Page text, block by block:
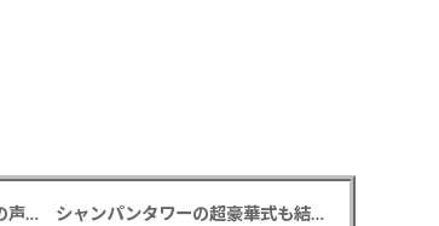
元TBS 山本里菜アナ 「感覚がわからない」離婚コメントに疑問の声… シャンパンタワーの超豪華式も結婚生活は4年半で終止符